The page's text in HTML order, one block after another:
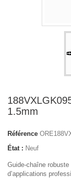
1.5mm
Référence
État : Neuf
Guide-chaîne
d’applications